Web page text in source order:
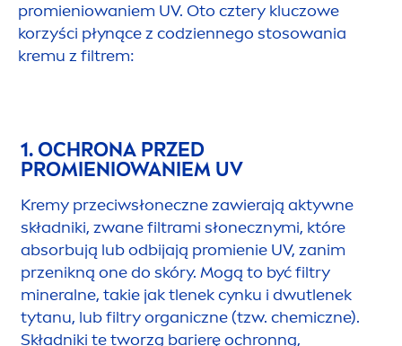
promieniowaniem UV. Oto cztery kluczowe
korzyści płynące z codziennego stosowania
kremu z filtrem:
1. OCHRONA PRZED
PROMIENIOWANIEM UV
Kremy przeciwsłoneczne zawierają aktywne
składniki, zwane filtrami słonecznymi, które
absorbują lub odbijają promienie UV, zanim
przenikną one do skóry. Mogą to być filtry
mineralne, takie jak tlenek cynku i dwutlenek
tytanu, lub filtry organiczne (tzw. chemiczne).
Składniki te tworzą barierę ochronną,